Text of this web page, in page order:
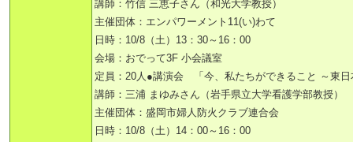
講師：竹信 三恵子さん（和光大学教授）
主催団体：エンパワーメント11(い)わて
日時：10/8（土）13：30～16：00
会場：おでって3F 小会議室
定員：20人●講演会 「今、私たちができること ～東日
講師：三浦 まゆみさん（岩手県立大学看護学部教授）
主催団体：盛岡市婦人防火クラブ連合会
日時：10/8（土）14：00～16：00